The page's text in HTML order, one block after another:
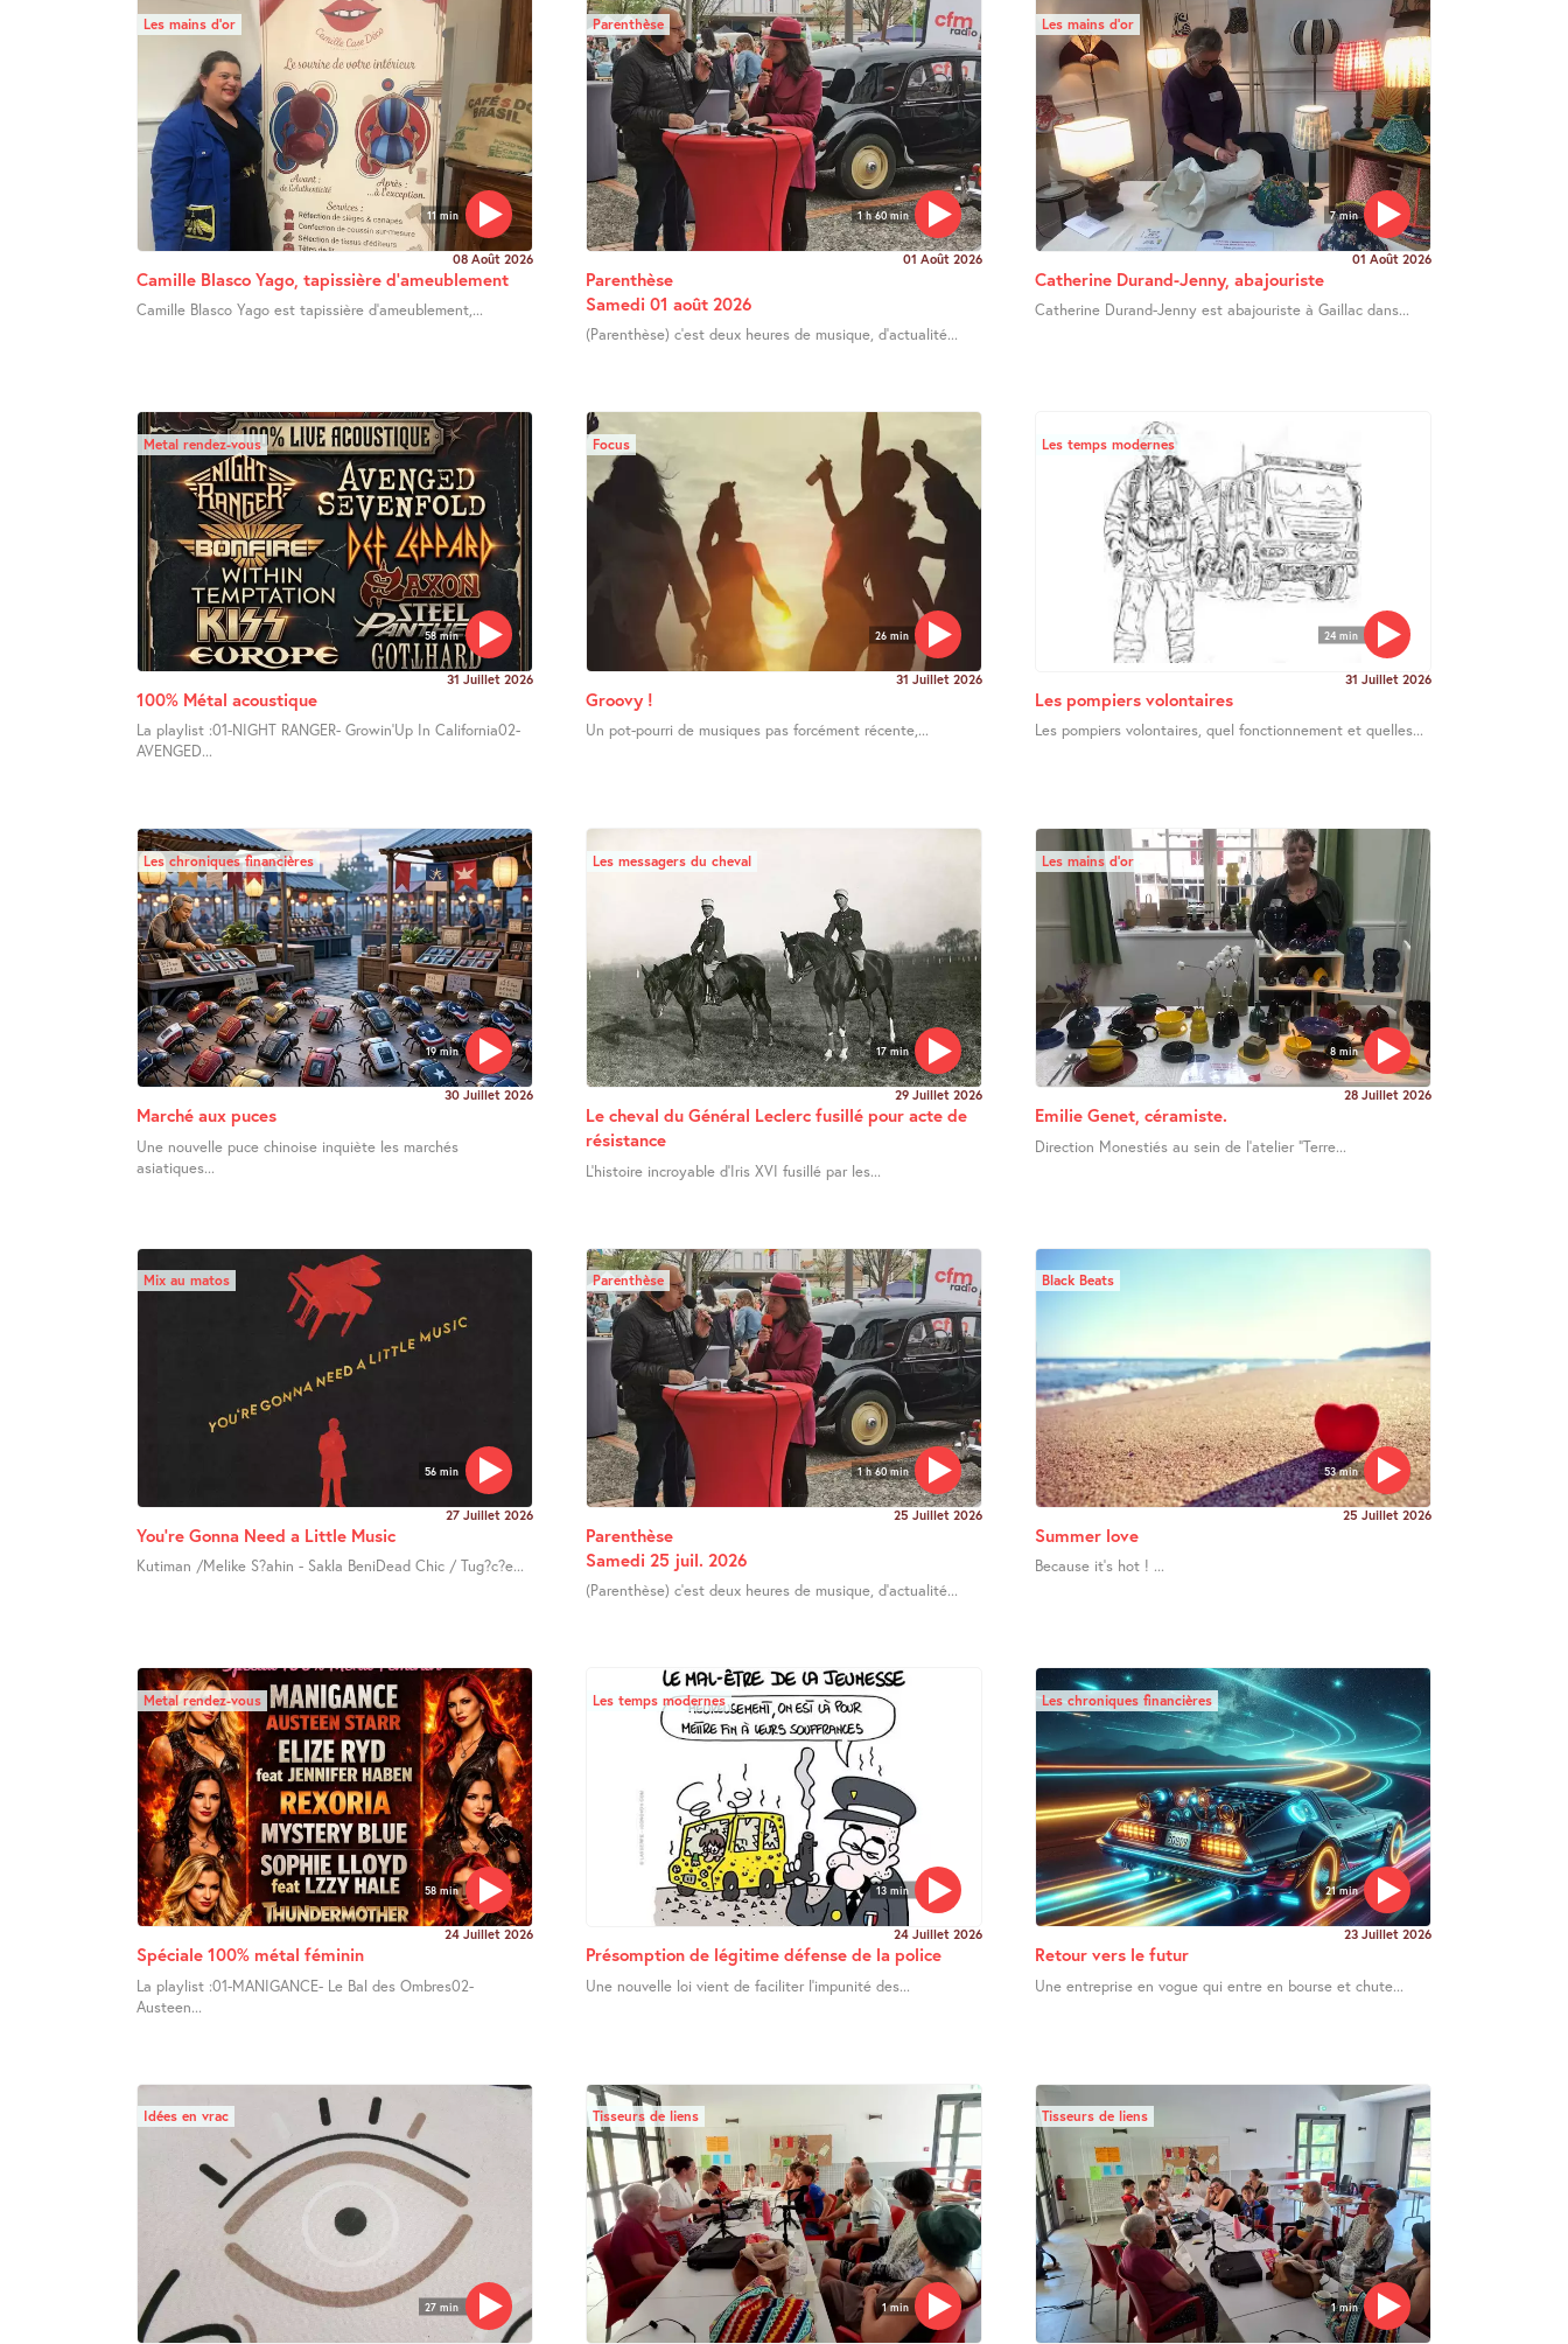
11 min
Les mains d’or
08 Août 2026
Camille Blasco Yago, tapissière d’ameublement
Camille Blasco Yago est tapissière d’ameublement,...
1 h 60 min
Parenthèse
01 Août 2026
Parenthèse
Samedi 01 août 2026
(Parenthèse) c’est deux heures de musique, d’actualité...
7 min
Les mains d’or
01 Août 2026
Catherine Durand-Jenny, abajouriste
Catherine Durand-Jenny est abajouriste à Gaillac dans...
58 min
Metal rendez-vous
31 Juillet 2026
100% Métal acoustique
La playlist :01-NIGHT RANGER- Growin’Up In California02-
AVENGED...
26 min
Focus
31 Juillet 2026
Groovy !
Un pot-pourri de musiques pas forcément récente,...
24 min
Les temps modernes
31 Juillet 2026
Les pompiers volontaires
Les pompiers volontaires, quel fonctionnement et quelles...
19 min
Les chroniques financières
30 Juillet 2026
Marché aux puces
Une nouvelle puce chinoise inquiète les marchés
asiatiques...
17 min
Les messagers du cheval
29 Juillet 2026
Le cheval du Général Leclerc fusillé pour acte de
résistance
L’histoire incroyable d’Iris XVI fusillé par les...
8 min
Les mains d’or
28 Juillet 2026
Emilie Genet, céramiste.
Direction Monestiés au sein de l’atelier "Terre...
56 min
Mix au matos
27 Juillet 2026
You’re Gonna Need a Little Music
Kutiman /Melike S?ahin - Sakla BeniDead Chic / Tug?c?e...
1 h 60 min
Parenthèse
25 Juillet 2026
Parenthèse
Samedi 25 juil. 2026
(Parenthèse) c’est deux heures de musique, d’actualité...
53 min
Black Beats
25 Juillet 2026
Summer love
Because it’s hot ! ...
58 min
Metal rendez-vous
24 Juillet 2026
Spéciale 100% métal féminin
La playlist :01-MANIGANCE- Le Bal des Ombres02-
Austeen...
13 min
Les temps modernes
24 Juillet 2026
Présomption de légitime défense de la police
Une nouvelle loi vient de faciliter l’impunité des...
21 min
Les chroniques financières
23 Juillet 2026
Retour vers le futur
Une entreprise en vogue qui entre en bourse et chute...
27 min
Idées en vrac
1 min
Tisseurs de liens
1 min
Tisseurs de liens